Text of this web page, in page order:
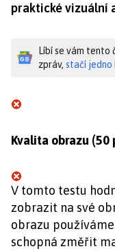
praktické vizuální
Líbí se vám tento
zpráv, stačí jedno
Kvalita obrazu (50
V tomto testu
zobrazit na své
obrazu
schopná změřit